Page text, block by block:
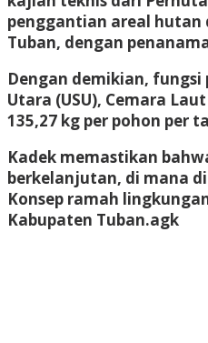
penggantian areal hutan
Tuban, dengan
Dengan demikian,
Utara (USU), Cemara
135,27 kg per pohon per
Kadek memastikan
berkelanjutan, di mana
Konsep ramah
Kabupaten Tuban.agk